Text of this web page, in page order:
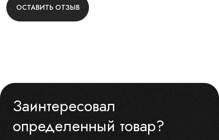
ОСТАВИТЬ ОТЗЫВ
Заинтересовал
определенный товар?